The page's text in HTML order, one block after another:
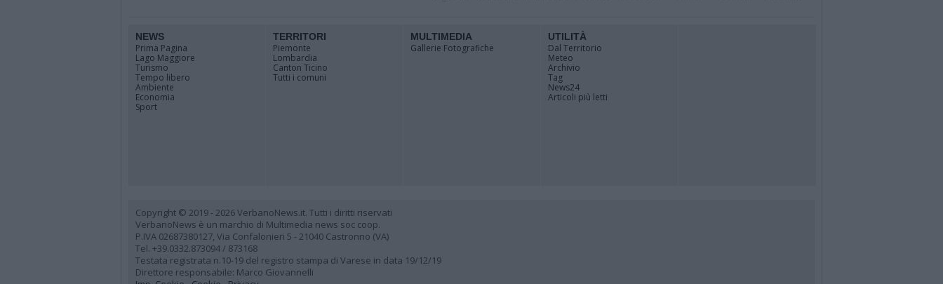
NEWS
Prima Pagina
Lago Maggiore
Turismo
Tempo libero
Ambiente
Economia
Sport
TERRITORI
Piemonte
Lombardia
Canton Ticino
Tutti i comuni
MULTIMEDIA
Gallerie Fotografiche
UTILITÀ
Dal Territorio
Meteo
Archivio
Tag
News24
Articoli più letti
Copyright © 2019 - 2026 VerbanoNews.it. Tutti i diritti riservati
VerbanoNews è un marchio di Multimedia news soc coop.
P.IVA 02687380127, Via Confalonieri 5 - 21040 Castronno (VA)
Tel. +39.0332.873094 / 873168
Testata registrata n.10-19 del registro stampa di Varese in data 19/12/19
Direttore responsabile: Marco Giovannelli